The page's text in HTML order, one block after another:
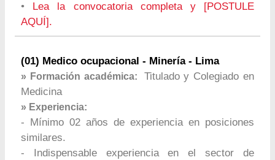
•
Lea la convocatoria completa y [POSTULE
AQUÍ].
(01) Medico ocupacional - Minería - Lima
» Formación académica:
Titulado y Colegiado en
Medicina
» Experiencia:
- Mínimo 02 años de experiencia en posiciones
similares.
- Indispensable experiencia en el sector de